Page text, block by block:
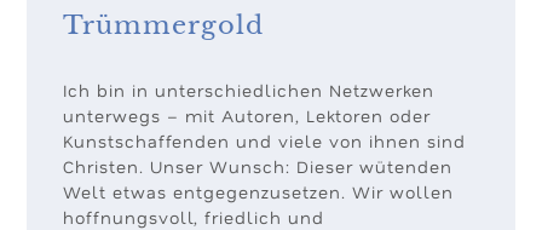
Trümmergold
Ich bin in unterschiedlichen Netzwerken
unterwegs – mit Autoren, Lektoren oder
Kunstschaffenden und viele von ihnen sind
Christen. Unser Wunsch: Dieser wütenden
Welt etwas entgegenzusetzen. Wir wollen
hoffnungsvoll, friedlich und